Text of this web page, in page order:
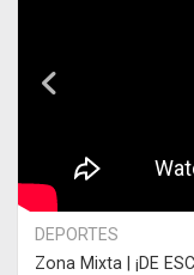
DEPORTES
Zona Mixta | ¡DE